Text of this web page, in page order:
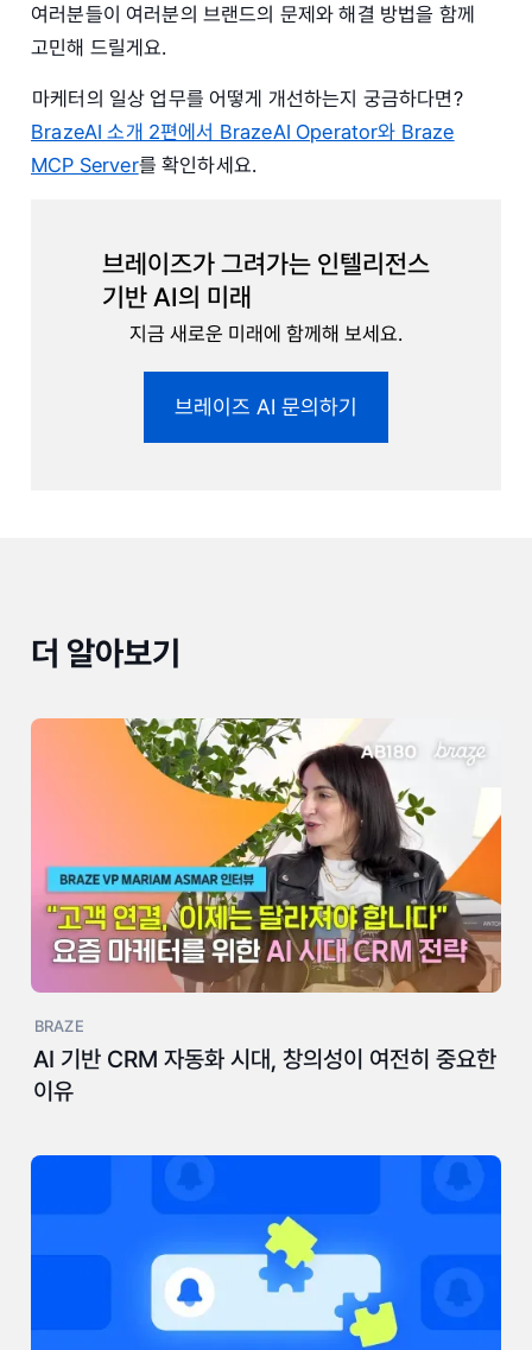
여러분들이 여러분의 브랜드의 문제와 해결 방법을 함께
고민해 드릴게요.
마케터의 일상 업무를 어떻게 개선하는지 궁금하다면?
BrazeAI 소개 2편에서 BrazeAI Operator와 Braze
MCP Server를 확인하세요.
브레이즈가 그려가는 인텔리전스
기반 AI의 미래
지금 새로운 미래에 함께해 보세요.
브레이즈 AI 문의하기
더 알아보기
BRAZE
AI 기반 CRM 자동화 시대, 창의성이 여전히 중요한
이유